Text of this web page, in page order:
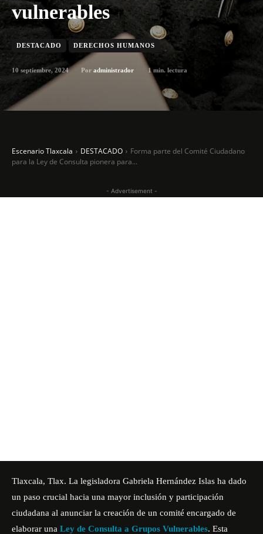
vulnerables
DESTACADO DERECHOS HUMANOS
10 septiembre, 2024 Por administrador 1 min. lectura
Escenario Tlaxcala DESTACADO
Forma parte del Comité Ciudadano
para la Ley de Consulta pionera para...
- Advertisement -
Tlaxcala, Tlax. La legisladora Gabriela Hernández Islas ha dado
un paso crucial hacia una mayor inclusión y participación
ciudadana al anunciar la creación de un comité encargado de
elaborar una Ley de Consulta a Grupos Vulnerables. Esta